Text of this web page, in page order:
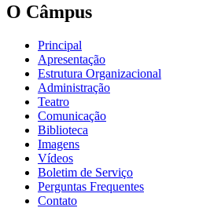
O Câmpus
Principal
Apresentação
Estrutura Organizacional
Administração
Teatro
Comunicação
Biblioteca
Imagens
Vídeos
Boletim de Serviço
Perguntas Frequentes
Contato